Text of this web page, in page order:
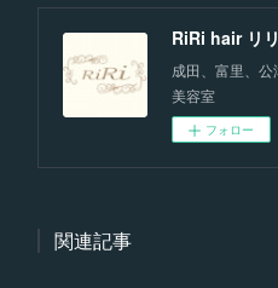
RiRi hair リ
成田、富里、
美容室
フォロー
関連記事